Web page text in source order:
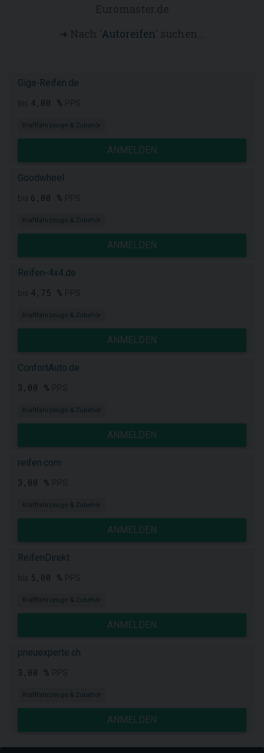
Autoreifen
Giga-Reifen.de
4,00 %
Kraftfahrzeuge & Zubehör
ANMELDEN
Goodwheel
6,00 %
Kraftfahrzeuge & Zubehör
ANMELDEN
Reifen-4x4.de
4,75 %
Kraftfahrzeuge & Zubehör
ANMELDEN
ConfortAuto.de
3,00 %
Kraftfahrzeuge & Zubehör
ANMELDEN
reifen.com
3,00 %
Kraftfahrzeuge & Zubehör
ANMELDEN
ReifenDirekt
5,00 %
Kraftfahrzeuge & Zubehör
ANMELDEN
pneuexperte.ch
3,00 %
Kraftfahrzeuge & Zubehör
ANMELDEN